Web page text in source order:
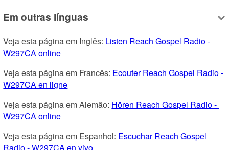
Em outras línguas
Veja esta página em Inglês: Listen Reach Gospel Radio -
W297CA online
Veja esta página em Francês: Ecouter Reach Gospel Radio -
W297CA en ligne
Veja esta página em Alemão: Hören Reach Gospel Radio -
W297CA online
Veja esta página em Espanhol: Escuchar Reach Gospel
Radio - W297CA en vivo